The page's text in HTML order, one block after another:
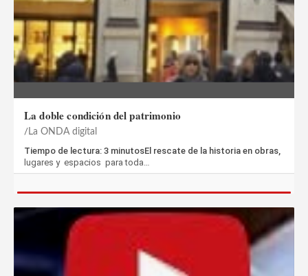
La doble condición del patrimonio
La ONDA digital
Tiempo de lectura: 3 minutosEl rescate de la historia en obras,
lugares y espacios para toda…